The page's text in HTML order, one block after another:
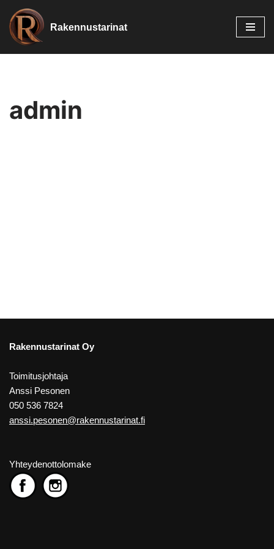
Siirry
suoraan
Rakennustarinat
admin
Rakennustarinat Oy
Toimitusjohtaja
Anssi Pesonen
050 536 7824
anssi.pesonen@rakennustarinat.fi
Yhteydenottolomake